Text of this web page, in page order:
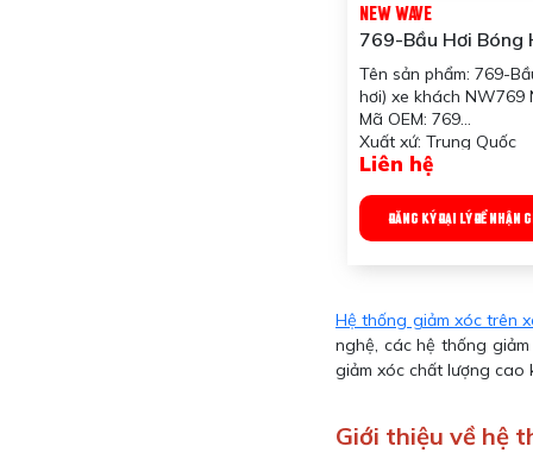
NEW WAVE
769-Bầu Hơi Bóng
Khách New Wave
Tên sản phẩm: 769-
hơi) xe khách NW769
Mã OEM: 769
Xuất xứ: Trung Quốc
Ứng dụng: Dùng cho
giảm xóc cho xe
Trọng lượng: 1200gr
Liên hệ
ĐĂNG KÝ ĐẠI LÝ ĐỂ NHẬN
Hệ thống giảm xóc trên
nghệ, các hệ thống
giảm xóc chất lượng cao
Giới thiệu về hệ